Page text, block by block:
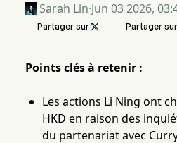
Sarah Lin·Jun 03 2026,
Partager sur Partager sur
Points clés à retenir :
Les actions Li Ning ont
HKD en raison des
du partenariat avec